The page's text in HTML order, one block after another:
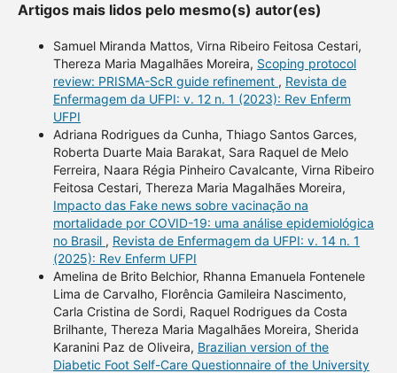
Artigos mais lidos pelo mesmo(s) autor(es)
Samuel Miranda Mattos, Virna Ribeiro Feitosa Cestari,
Thereza Maria Magalhães Moreira, Scoping protocol
review: PRISMA-ScR guide refinement , Revista de
Enfermagem da UFPI: v. 12 n. 1 (2023): Rev Enferm
UFPI
Adriana Rodrigues da Cunha, Thiago Santos Garces,
Roberta Duarte Maia Barakat, Sara Raquel de Melo
Ferreira, Naara Régia Pinheiro Cavalcante, Virna Ribeiro
Feitosa Cestari, Thereza Maria Magalhães Moreira,
Impacto das Fake news sobre vacinação na
mortalidade por COVID-19: uma análise epidemiológica
no Brasil , Revista de Enfermagem da UFPI: v. 14 n. 1
(2025): Rev Enferm UFPI
Amelina de Brito Belchior, Rhanna Emanuela Fontenele
Lima de Carvalho, Florência Gamileira Nascimento,
Carla Cristina de Sordi, Raquel Rodrigues da Costa
Brilhante, Thereza Maria Magalhães Moreira, Sherida
Karanini Paz de Oliveira, Brazilian version of the
Diabetic Foot Self-Care Questionnaire of the University